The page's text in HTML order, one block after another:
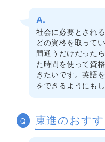
A.
社会に必要とされ
どの資格を取って
間通うだけだった
た時間を使って資
きたいです。英語
をできるようにも
Q 東進のおす